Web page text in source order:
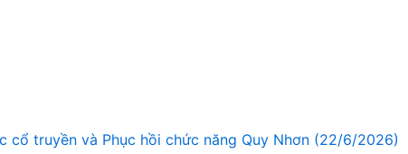
cổ truyền và Phục hồi chức năng Quy Nhơn (22/6/2026)